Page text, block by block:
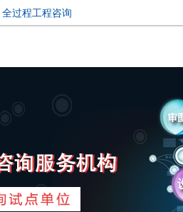
全过程工程咨询